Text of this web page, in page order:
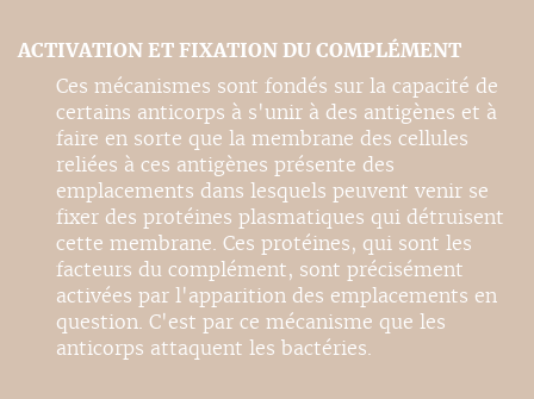
ACTIVATION ET FIXATION DU COMPLÉMENT
Ces mécanismes sont fondés sur la capacité de
certains anticorps à s'unir à des antigènes et à
faire en sorte que la membrane des cellules
reliées à ces antigènes présente des
emplacements dans lesquels peuvent venir se
fixer des protéines plasmatiques qui détruisent
cette membrane. Ces protéines, qui sont les
facteurs du complément, sont précisément
activées par l'apparition des emplacements en
question. C'est par ce mécanisme que les
anticorps attaquent les bactéries.